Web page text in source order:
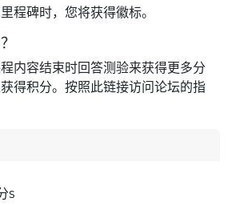
程碑时，您将获得徽标。
内容结束时回答测验来获得更多分
得积分。按照此链接访问论坛的指
s